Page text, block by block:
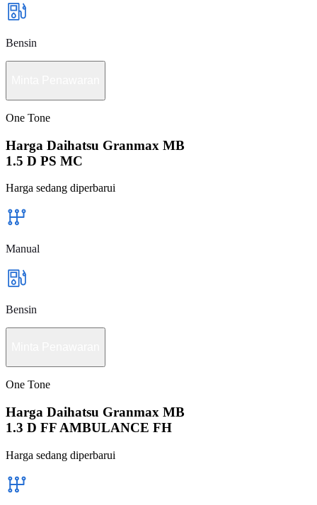
Bensin
One Tone
Harga Daihatsu Granmax MB
1.5 D PS MC
Harga sedang diperbarui
Manual
Bensin
One Tone
Harga Daihatsu Granmax MB
1.3 D FF AMBULANCE FH
Harga sedang diperbarui